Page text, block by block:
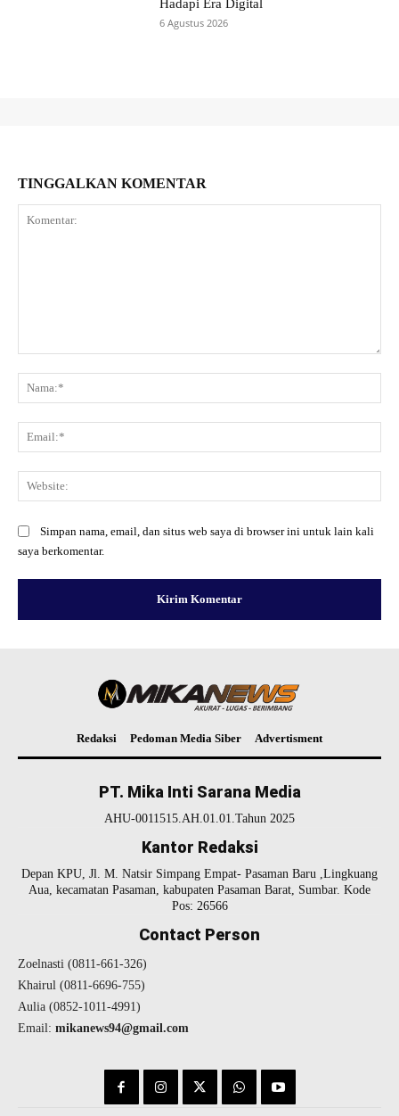
Hadapi Era Digital
6 Agustus 2026
TINGGALKAN KOMENTAR
Simpan nama, email, dan situs web saya di browser ini untuk lain kali
saya berkomentar.
Redaksi Pedoman Media Siber Advertisment
PT. Mika Inti Sarana Media
AHU-0011515.AH.01.01.Tahun 2025
Kantor Redaksi
Depan KPU, Jl. M. Natsir Simpang Empat- Pasaman Baru ,Lingkuang
Aua, kecamatan Pasaman, kabupaten Pasaman Barat, Sumbar. Kode
Pos: 26566
Contact Person
Zoelnasti (0811-661-326)
Khairul (0811-6696-755)
Aulia (0852-1011-4991)
Email: mikanews94@gmail.com